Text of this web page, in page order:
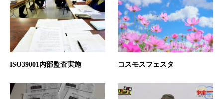
ISO39001内部監査実施 コスモスフェスタ